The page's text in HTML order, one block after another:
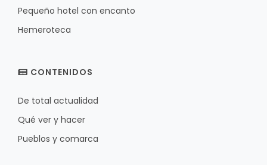
Pequeño hotel con encanto
Hemeroteca
CONTENIDOS
De total actualidad
Qué ver y hacer
Pueblos y comarca